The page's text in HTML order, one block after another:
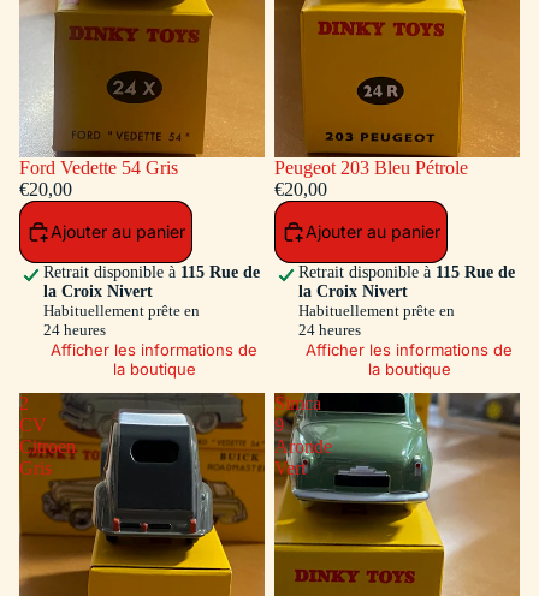
Ford Vedette 54 Gris
€20,00
Ajouter au panier
Retrait disponible à 115 Rue de
la Croix Nivert
Habituellement prête en
24 heures
Afficher les informations de
la boutique
Peugeot 203 Bleu Pétrole
€20,00
Ajouter au panier
Retrait disponible à 115 Rue de
la Croix Nivert
Habituellement prête en
24 heures
Afficher les informations de
la boutique
2
CV
Citroen
Gris
Simca
9
Aronde
Vert